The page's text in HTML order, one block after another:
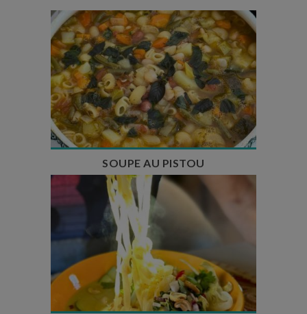
Temps de préparation : 35 min
Temps de cuisson : 1h15
Nombre de couverts : 8
SOUPE AU PISTOU
Temps de préparation : 40 min
Temps de cuisson : 25 min
Nombre de couverts : 4